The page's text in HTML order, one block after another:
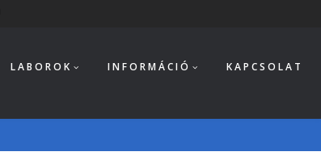
LABOROK INFORMÁCIÓ KAPCSOLAT